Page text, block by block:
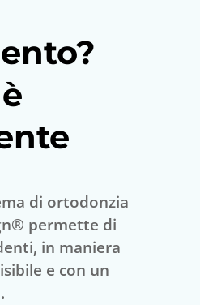
di ortodonzia
permette di
in maniera
e con un